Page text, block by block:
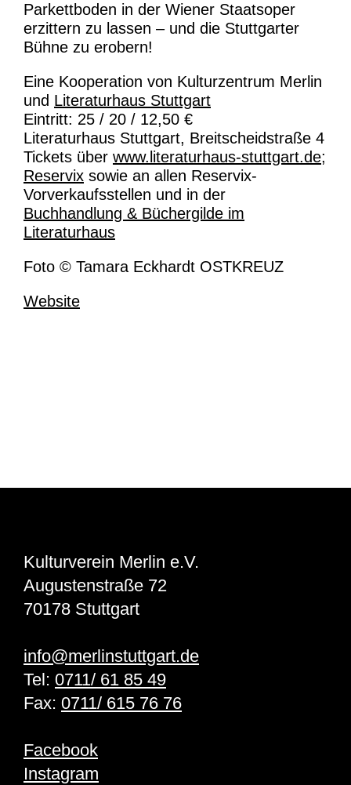
Parkettboden in der Wiener Staatsoper
erzittern zu lassen – und die Stuttgarter
Bühne zu erobern!
Eine Kooperation von Kulturzentrum Merlin
und Literaturhaus Stuttgart
Eintritt: 25 / 20 / 12,50 €
Literaturhaus Stuttgart, Breitscheidstraße 4
Tickets über www.literaturhaus-stuttgart.de;
Reservix sowie an allen Reservix-
Vorverkaufsstellen und in der
Buchhandlung & Büchergilde im
Literaturhaus
Foto © Tamara Eckhardt OSTKREUZ
Website
Kulturverein Merlin e.V.
Augustenstraße 72
70178 Stuttgart
info@merlinstuttgart.de
Tel: 0711/ 61 85 49
Fax: 0711/ 615 76 76
Facebook
Instagram